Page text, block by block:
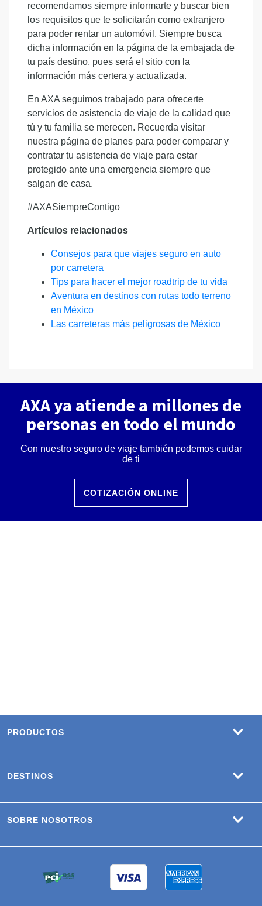
recomendamos siempre informarte y buscar bien
los requisitos que te solicitarán como extranjero
para poder rentar un automóvil. Siempre busca
dicha información en la página de la embajada de
tu país destino, pues será el sitio con la
información más certera y actualizada.
En AXA seguimos trabajado para ofrecerte
servicios de asistencia de viaje de la calidad que
tú y tu familia se merecen. Recuerda visitar
nuestra página de planes para poder comparar y
contratar tu asistencia de viaje para estar
protegido ante una emergencia siempre que
salgan de casa.
#AXASiempreContigo
Artículos relacionados
Consejos para que viajes seguro en auto
por carretera
Tips para hacer el mejor roadtrip de tu vida
Aventura en destinos con rutas todo terreno
en México
Las carreteras más peligrosas de México
AXA ya atiende a millones de
personas en todo el mundo
Con nuestro seguro de viaje también podemos cuidar
de ti
COTIZACIÓN ONLINE
PRODUCTOS
DESTINOS
SOBRE NOSOTROS